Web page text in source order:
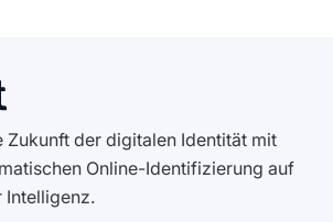
Zukunft der digitalen Identität mit
Online-Identifizierung auf
Intelligenz.